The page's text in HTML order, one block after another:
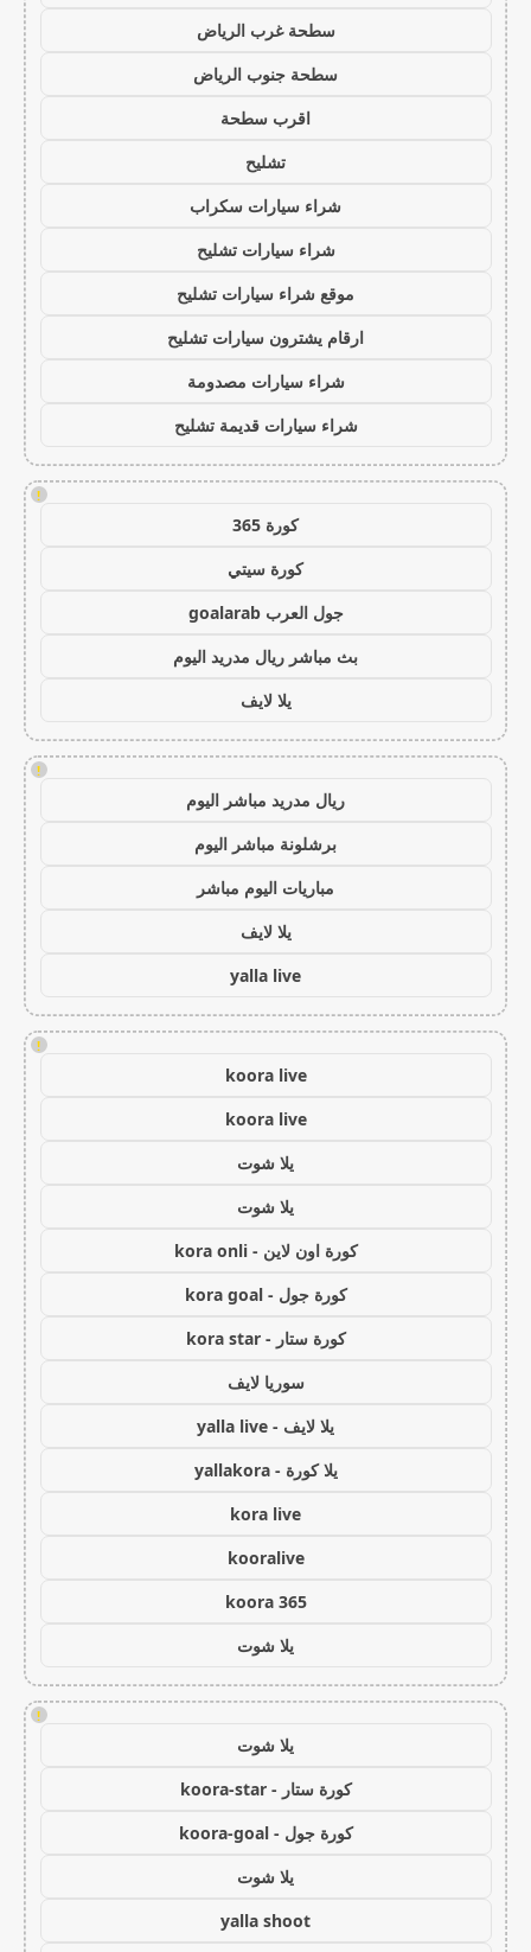
سطحة غرب الرياض
سطحة جنوب الرياض
اقرب سطحة
تشليح
شراء سيارات سكراب
شراء سيارات تشليح
موقع شراء سيارات تشليح
ارقام يشترون سيارات تشليح
شراء سيارات مصدومة
شراء سيارات قديمة تشليح
!
كورة 365
كورة سيتي
جول العرب goalarab
بث مباشر ريال مدريد اليوم
يلا لايف
!
ريال مدريد مباشر اليوم
برشلونة مباشر اليوم
مباريات اليوم مباشر
يلا لايف
yalla live
!
koora live
koora live
يلا شوت
يلا شوت
كورة اون لاين - kora onli
كورة جول - kora goal
كورة ستار - kora star
سوريا لايف
يلا لايف - yalla live
يلا كورة - yallakora
kora live
kooralive
koora 365
يلا شوت
!
يلا شوت
كورة ستار - koora-star
كورة جول - koora-goal
يلا شوت
yalla shoot